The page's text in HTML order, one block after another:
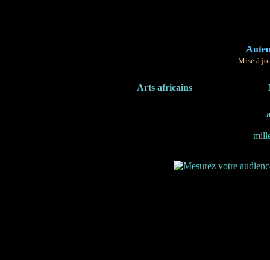
Mise à
Arts africains